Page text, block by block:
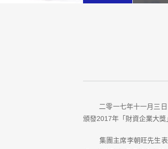
二零一七年十一月三日 —
頒發2017年「財資企業大
集團主席李朝旺先生